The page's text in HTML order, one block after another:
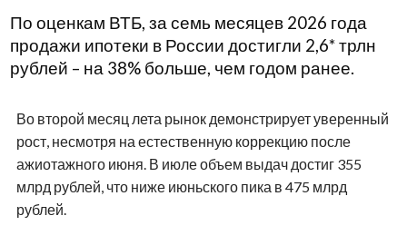
По оценкам ВТБ, за семь месяцев 2026 года
продажи ипотеки в России достигли 2,6* трлн
рублей – на 38% больше, чем годом ранее.
Во второй месяц лета рынок демонстрирует уверенный
рост, несмотря на естественную коррекцию после
ажиотажного июня. В июле объем выдач достиг 355
млрд рублей, что ниже июньского пика в 475 млрд
рублей.